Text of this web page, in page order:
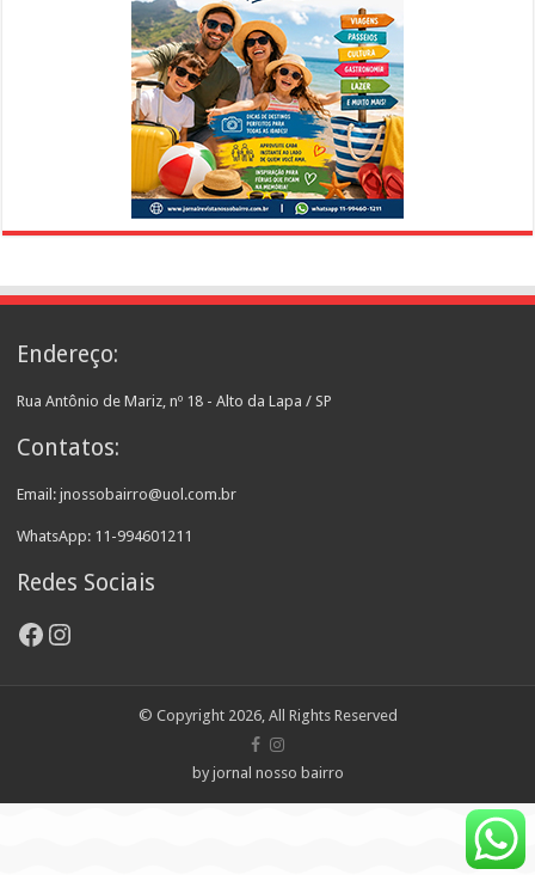
Endereço:
Rua Antônio de Mariz, nº 18 - Alto da Lapa / SP
Contatos:
Email: jnossobairro@uol.com.br
WhatsApp: 11-994601211
Redes Sociais
Facebook
Instagram
© Copyright 2026, All Rights Reserved
by jornal nosso bairro